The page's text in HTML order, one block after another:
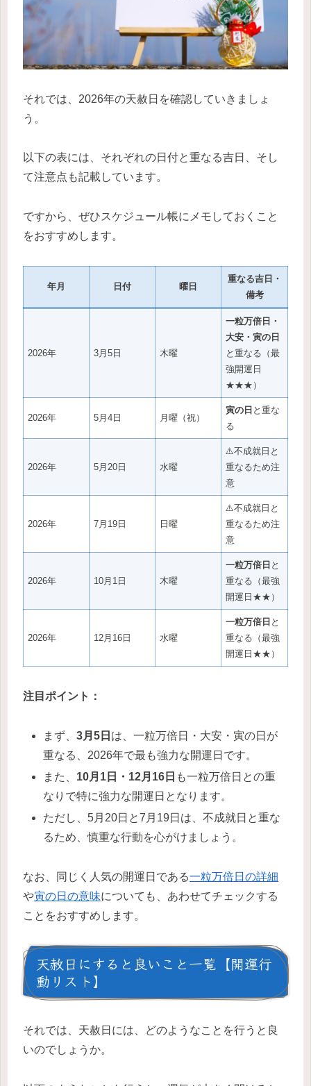
それでは、2026年の天赦日を確認していきましょ
う。
以下の表には、それぞれの日付と重なる吉日、そし
て注意点も記載しています。
ですから、ぜひスケジュール帳にメモしておくこと
をおすすめします。
年月 日付 曜日
重なる吉日・
備考
2026年 3月5日 木曜
一粒万倍日・
大安・寅の日
と重なる（最
強開運日
★★★）
2026年 5月4日 月曜（祝）
寅の日 と重な
る
2026年 5月20日 水曜
⚠️不成就日と
重なるため注
意
2026年 7月19日 日曜
⚠️不成就日と
重なるため注
意
2026年 10月1日 木曜
一粒万倍日 と
重なる（最強
開運日★★）
2026年 12月16日 水曜
一粒万倍日 と
重なる（最強
開運日★★）
注目ポイント：
まず、3月5日 は、一粒万倍日・大安・寅の日が
重なる、2026年で最も強力な開運日です。
また、 10月1日・12月16日 も一粒万倍日との重
なりで特に強力な開運日となります。
ただし、5月20日と7月19日は、不成就日と重な
るため、慎重な行動を心がけましょう。
なお、同じく人気の開運日である一粒万倍日の詳細
や寅の日の意味についても、あわせてチェックする
ことをおすすめします。
天赦日にすると良いこと一覧【開運行
動リスト】
それでは、天赦日には、どのようなことを行うと良
いのでしょうか。